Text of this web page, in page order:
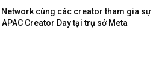
Network cùng các creator tham gia sự
APAC Creator Day tại trụ sở Meta